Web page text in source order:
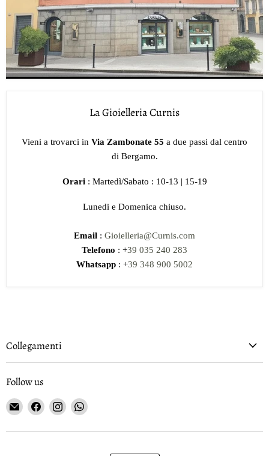
La Gioielleria Curnis
Vieni a trovarci in Via Zambonate 55 a due passi dal centro
di Bergamo.
Orari : Martedì/Sabato : 10-13 | 15-19
Lunedi e Domenica chiuso.
Email : Gioielleria@Curnis.com
Telefono : +39 035 240 283
Whatsapp : +39 348 900 5002
Collegamenti
Follow us
Email
Gioielleria
Curnis
Find
on
Find
on
Find
on